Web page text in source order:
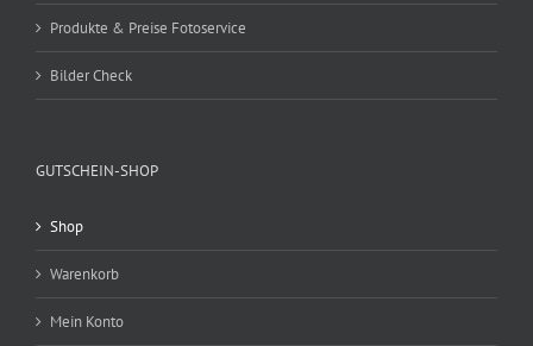
Produkte & Preise Fotoservice
Bilder Check
GUTSCHEIN-SHOP
Shop
Warenkorb
Mein Konto